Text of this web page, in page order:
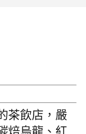
茶飲店，嚴